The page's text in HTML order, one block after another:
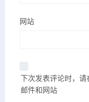
网站
下次发表评论时，
邮件和网站